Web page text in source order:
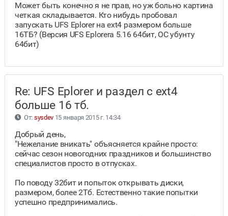
Может быть конечно я не прав, но уж больно картина
четкая складывается. Кто нибудь пробовал
запускать UFS Eplorer на ext4 размером больше
16ТБ? (Версия UFS Eplorerа 5.16 64бит, ОС убунту
64бит)
Re: UFS Eplorer и раздел с ext4
больше 16 тб.
От: sysdev 15 января 2015 г. 14:34
Добрый день,
"Нежелание вникать" объясняется крайне просто:
сейчас сезон новогодних праздников и большинство
специалистов просто в отпусках.
По поводу 32бит и попыток открывать диски,
размером, более 2Тб. Естественно такие попытки
успешно предпринимались.